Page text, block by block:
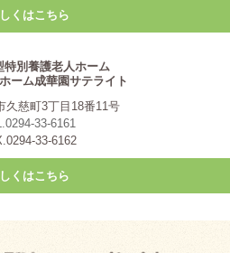
くはこちら
特別養護老人ホーム
ーム成華園サテライト
久慈町3丁目18番11号
33-6161
33-6162
くはこちら